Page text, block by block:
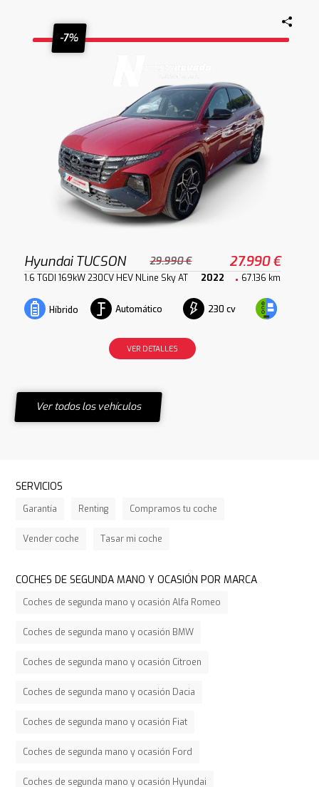
-7%
Hyundai TUCSON 29.990 € 27.990 €
1.6 TGDI 169kW 230CV HEV NLine Sky AT 2022 67.136 km
Híbrido Automático 230 cv
VER DETALLES
Ver todos los vehículos
SERVICIOS
Garantía Renting Compramos tu coche
Vender coche Tasar mi coche
COCHES DE SEGUNDA MANO Y OCASIÓN POR MARCA
Coches de segunda mano y ocasión Alfa Romeo
Coches de segunda mano y ocasión BMW
Coches de segunda mano y ocasión Citroen
Coches de segunda mano y ocasión Dacia
Coches de segunda mano y ocasión Fiat
Coches de segunda mano y ocasión Ford
Coches de segunda mano y ocasión Hyundai